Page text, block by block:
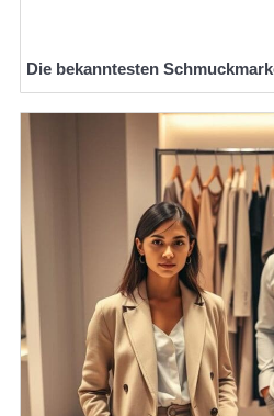
Die bekanntesten